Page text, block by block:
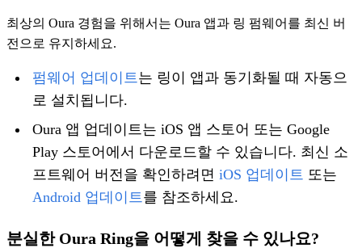
최상의 Oura 경험을 위해서는 Oura 앱과 링 펌웨어를 최신 버
전으로 유지하세요.
펌웨어 업데이트 는 링이 앱과 동기화될 때 자동으
로 설치됩니다.
Oura 앱 업데이트는 iOS 앱 스토어 또는 Google
Play 스토어에서 다운로드할 수 있습니다. 최신 소
프트웨어 버전을 확인하려면 iOS 업데이트 또는
Android 업데이트 를 참조하세요.
분실한 Oura Ring을 어떻게 찾을 수 있나요?